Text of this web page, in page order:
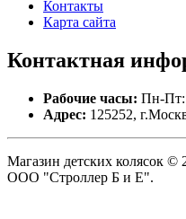
Контакты
Карта сайта
Контактная
Рабочие часы: Пн-Пт:
Адрес: 125252,
Магазин детских колясок ©
ООО "Строллер Б и Е".